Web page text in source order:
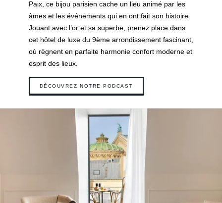
Paix, ce bijou parisien cache un lieu animé par les
âmes et les événements qui en ont fait son histoire.
Jouant avec l’or et sa superbe, prenez place dans
cet hôtel de luxe du 9ème arrondissement fascinant,
où règnent en parfaite harmonie confort moderne et
esprit des lieux.
DÉCOUVREZ NOTRE PODCAST